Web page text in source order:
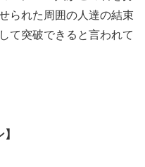
られた周囲の人達の結束
て突破できると言われて